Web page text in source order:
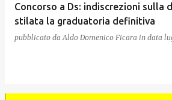
Concorso a Ds: indiscrezioni sulla
stilata la graduatoria definitiva
pubblicato da Aldo Domenico Ficara in data